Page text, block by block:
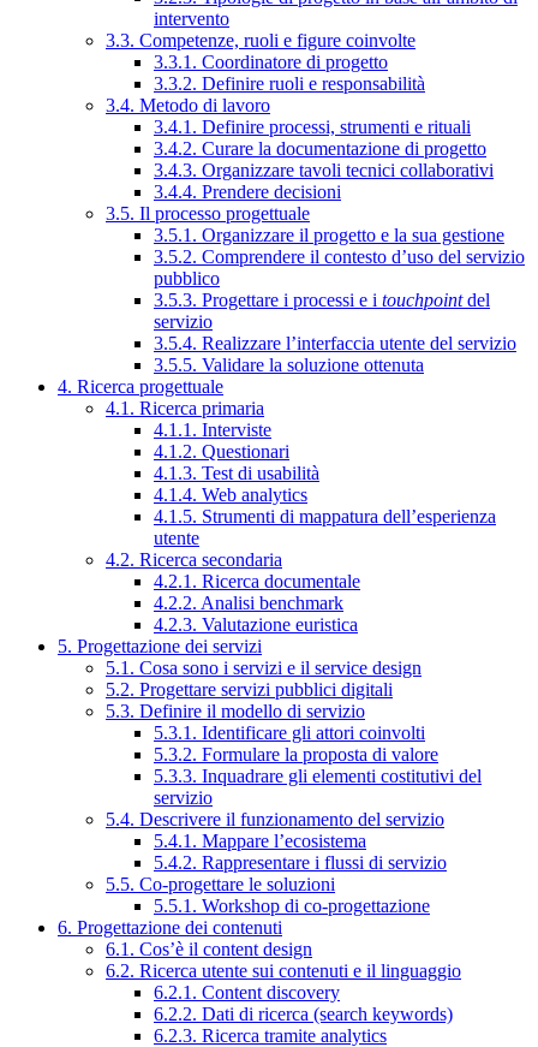
intervento
3.3. Competenze, ruoli e figure coinvolte
3.3.1. Coordinatore di progetto
3.3.2. Definire ruoli e responsabilità
3.4. Metodo di lavoro
3.4.1. Definire processi, strumenti e rituali
3.4.2. Curare la documentazione di progetto
3.4.3. Organizzare tavoli tecnici collaborativi
3.4.4. Prendere decisioni
3.5. Il processo progettuale
3.5.1. Organizzare il progetto e la sua gestione
3.5.2. Comprendere il contesto d’uso del servizio
pubblico
3.5.3. Progettare i processi e i touchpointdel
servizio
3.5.4. Realizzare l’interfaccia utente del servizio
3.5.5. Validare la soluzione ottenuta
4. Ricerca progettuale
4.1. Ricerca primaria
4.1.1. Interviste
4.1.2. Questionari
4.1.3. Test di usabilità
4.1.4. Web analytics
4.1.5. Strumenti di mappatura dell’esperienza
utente
4.2. Ricerca secondaria
4.2.1. Ricerca documentale
4.2.2. Analisi benchmark
4.2.3. Valutazione euristica
5. Progettazione dei servizi
5.1. Cosa sono i servizi e il service design
5.2. Progettare servizi pubblici digitali
5.3. Definire il modello di servizio
5.3.1. Identificare gli attori coinvolti
5.3.2. Formulare la proposta di valore
5.3.3. Inquadrare gli elementi costitutivi del
servizio
5.4. Descrivere il funzionamento del servizio
5.4.1. Mappare l’ecosistema
5.4.2. Rappresentare i flussi di servizio
5.5. Co-progettare le soluzioni
5.5.1. Workshop di co-progettazione
6. Progettazione dei contenuti
6.1. Cos’è il content design
6.2. Ricerca utente sui contenuti e il linguaggio
6.2.1. Content discovery
6.2.2. Dati di ricerca (search keywords)
6.2.3. Ricerca tramite analytics